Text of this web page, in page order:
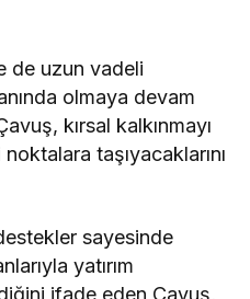
de uzun vadeli
olmaya devam
kırsal kalkınmayı
taşıyacaklarını
sayesinde
yatırım
ifade eden Çavuş,